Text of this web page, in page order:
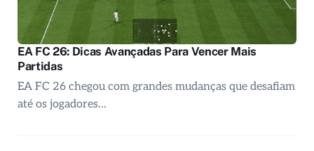
EA FC 26: Dicas Avançadas Para Vencer Mais
Partidas
EA FC 26 chegou com grandes mudanças que desafiam
até os jogadores…